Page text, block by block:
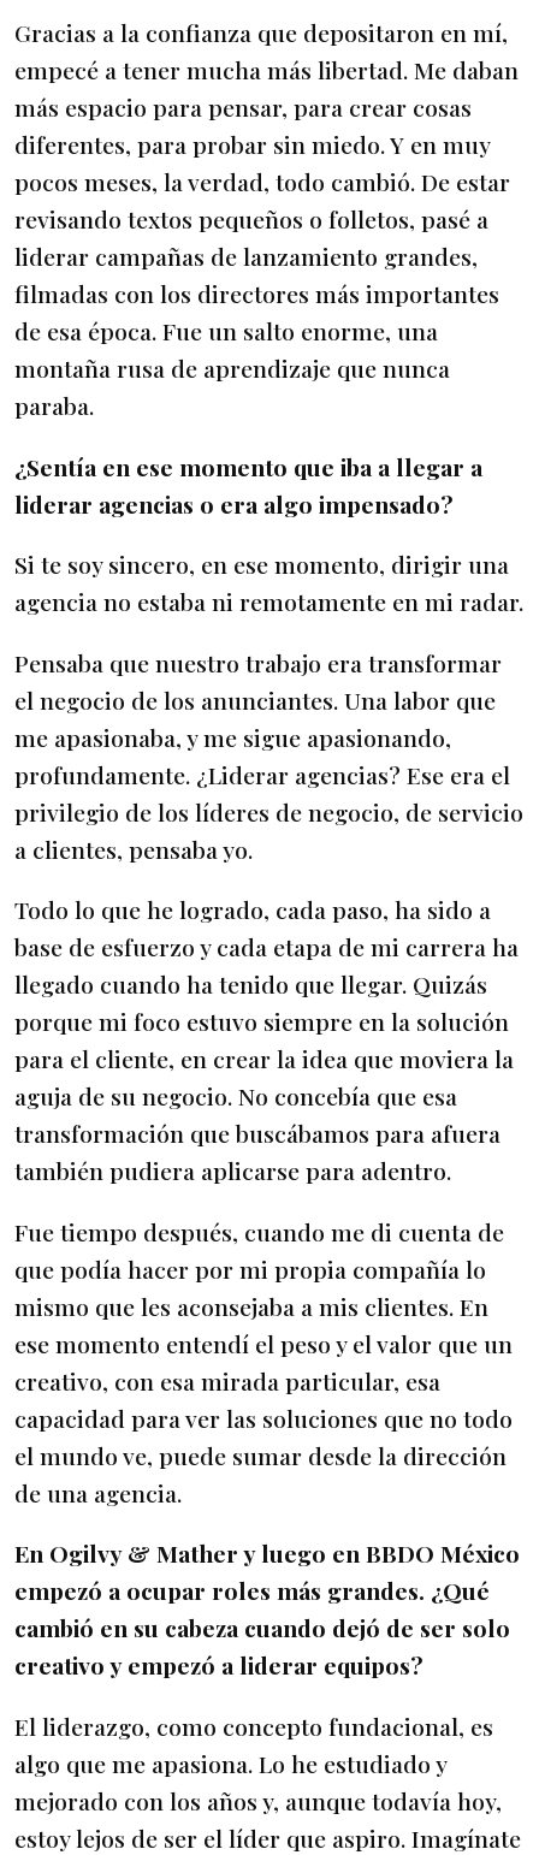
Gracias a la confianza que depositaron en mí,
empecé a tener mucha más libertad. Me daban
más espacio para pensar, para crear cosas
diferentes, para probar sin miedo. Y en muy
pocos meses, la verdad, todo cambió. De estar
revisando textos pequeños o folletos, pasé a
liderar campañas de lanzamiento grandes,
filmadas con los directores más importantes
de esa época. Fue un salto enorme, una
montaña rusa de aprendizaje que nunca
paraba.
¿Sentía en ese momento que iba a llegar a
liderar agencias o era algo impensado?
Si te soy sincero, en ese momento, dirigir una
agencia no estaba ni remotamente en mi radar.
Pensaba que nuestro trabajo era transformar
el negocio de los anunciantes. Una labor que
me apasionaba, y me sigue apasionando,
profundamente. ¿Liderar agencias? Ese era el
privilegio de los líderes de negocio, de servicio
a clientes, pensaba yo.
Todo lo que he logrado, cada paso, ha sido a
base de esfuerzo y cada etapa de mi carrera ha
llegado cuando ha tenido que llegar. Quizás
porque mi foco estuvo siempre en la solución
para el cliente, en crear la idea que moviera la
aguja de su negocio. No concebía que esa
transformación que buscábamos para afuera
también pudiera aplicarse para adentro.
Fue tiempo después, cuando me di cuenta de
que podía hacer por mi propia compañía lo
mismo que les aconsejaba a mis clientes. En
ese momento entendí el peso y el valor que un
creativo, con esa mirada particular, esa
capacidad para ver las soluciones que no todo
el mundo ve, puede sumar desde la dirección
de una agencia.
En Ogilvy & Mather y luego en BBDO México
empezó a ocupar roles más grandes. ¿Qué
cambió en su cabeza cuando dejó de ser solo
creativo y empezó a liderar equipos?
El liderazgo, como concepto fundacional, es
algo que me apasiona. Lo he estudiado y
mejorado con los años y, aunque todavía hoy,
estoy lejos de ser el líder que aspiro. Imagínate